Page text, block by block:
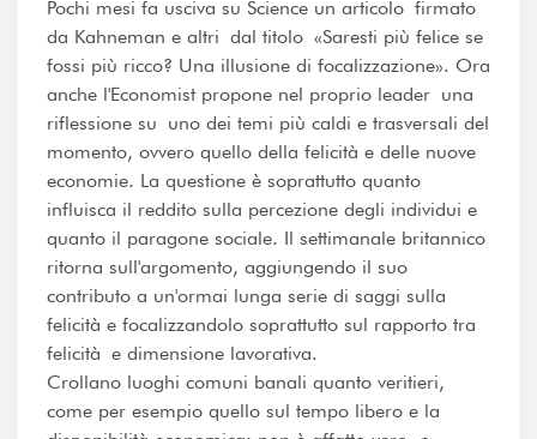
Pochi mesi fa usciva su Science un articolo firmato
da Kahneman e altri dal titolo «Saresti più felice se
fossi più ricco? Una illusione di focalizzazione». Ora
anche l'Economist propone nel proprio leader una
riflessione su uno dei temi più caldi e trasversali del
momento, ovvero quello della felicità e delle nuove
economie. La questione è soprattutto quanto
influisca il reddito sulla percezione degli individui e
quanto il paragone sociale. Il settimanale britannico
ritorna sull'argomento, aggiungendo il suo
contributo a un'ormai lunga serie di saggi sulla
felicità e focalizzandolo soprattutto sul rapporto tra
felicità e dimensione lavorativa.
Crollano luoghi comuni banali quanto veritieri,
come per esempio quello sul tempo libero e la